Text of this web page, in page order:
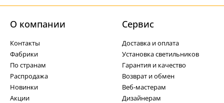
О компании
Контакты
Фабрики
По странам
Распродажа
Новинки
Акции
Cервис
Доставка и оплата
Установка светильников
Гарантия и качество
Возврат и обмен
Веб-мастерам
Дизайнерам